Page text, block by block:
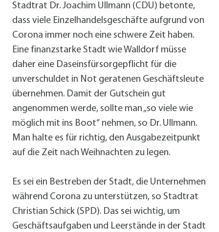
Stadtrat Dr. Joachim Ullmann (CDU) betonte,
dass viele Einzelhandelsgeschäfte aufgrund von
Corona immer noch eine schwere Zeit haben.
Eine finanzstarke Stadt wie Walldorf müsse
daher eine Daseinsfürsorgepflicht für die
unverschuldet in Not geratenen Geschäftsleute
übernehmen. Damit der Gutschein gut
angenommen werde, sollte man „so viele wie
möglich mit ins Boot“ nehmen, so Dr. Ullmann.
Man halte es für richtig, den Ausgabezeitpunkt
auf die Zeit nach Weihnachten zu legen.
Es sei ein Bestreben der Stadt, die Unternehmen
während Corona zu unterstützen, so Stadtrat
Christian Schick (SPD). Das sei wichtig, um
Geschäftsaufgaben und Leerstände in der Stadt